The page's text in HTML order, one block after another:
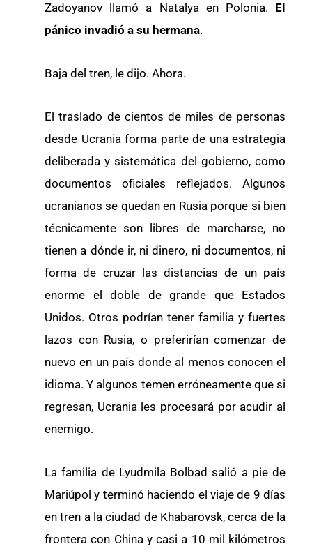
Zadoyanov llamó a Natalya en Polonia. El
pánico invadió a su hermana.
Baja del tren, le dijo. Ahora.
El traslado de cientos de miles de personas
desde Ucrania forma parte de una estrategia
deliberada y sistemática del gobierno, como
documentos oficiales reflejados. Algunos
ucranianos se quedan en Rusia porque si bien
técnicamente son libres de marcharse, no
tienen a dónde ir, ni dinero, ni documentos, ni
forma de cruzar las distancias de un país
enorme el doble de grande que Estados
Unidos. Otros podrían tener familia y fuertes
lazos con Rusia, o preferirían comenzar de
nuevo en un país donde al menos conocen el
idioma. Y algunos temen erróneamente que si
regresan, Ucrania les procesará por acudir al
enemigo.
La familia de Lyudmila Bolbad salió a pie de
Mariúpol y terminó haciendo el viaje de 9 días
en tren a la ciudad de Khabarovsk, cerca de la
frontera con China y casi a 10 mil kilómetros